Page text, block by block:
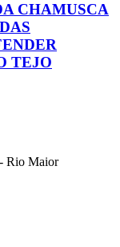
CHAMUSCA
TEJO
Rio Maior